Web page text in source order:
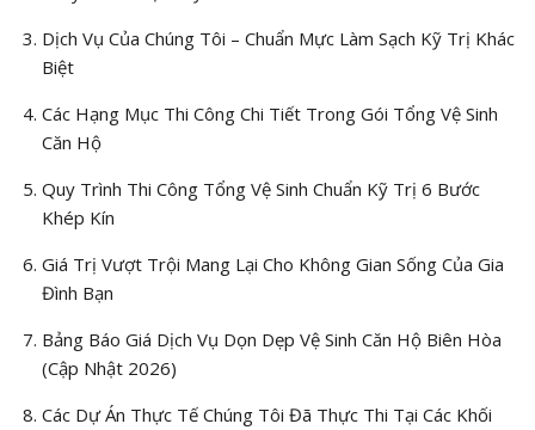
Dịch Vụ Của Chúng Tôi – Chuẩn Mực Làm Sạch Kỹ Trị Khác
Biệt
Các Hạng Mục Thi Công Chi Tiết Trong Gói Tổng Vệ Sinh
Căn Hộ
Quy Trình Thi Công Tổng Vệ Sinh Chuẩn Kỹ Trị 6 Bước
Khép Kín
Giá Trị Vượt Trội Mang Lại Cho Không Gian Sống Của Gia
Đình Bạn
Bảng Báo Giá Dịch Vụ Dọn Dẹp Vệ Sinh Căn Hộ Biên Hòa
(Cập Nhật 2026)
Các Dự Án Thực Tế Chúng Tôi Đã Thực Thi Tại Các Khối